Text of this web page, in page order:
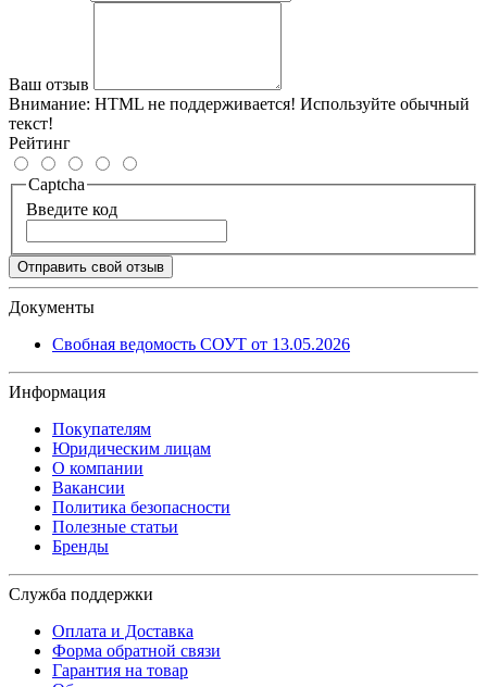
Ваш отзыв
Внимание: HTML не поддерживается! Используйте обычный
текст!
Рейтинг
Captcha
Введите код
Отправить свой отзыв
Документы
Свобная ведомость СОУТ от 13.05.2026
Информация
Покупателям
Юридическим лицам
О компании
Вакансии
Политика безопасности
Полезные статьи
Бренды
Служба поддержки
Оплата и Доставка
Форма обратной связи
Гарантия на товар